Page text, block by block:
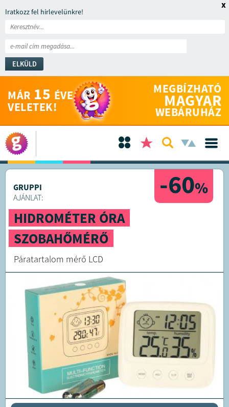
Iratkozz fel hírlevelünkre!
ELKÜLD
x
MÁR 15 ÉVE
VELETEK!
MEGBÍZHATÓ
MAGYAR
WEBÁRUHÁZ
-60%
GRUPPI
AJÁNLAT:
HIDROMÉTER ÓRA
SZOBAHŐMÉRŐ
Páratartalom mérő LCD